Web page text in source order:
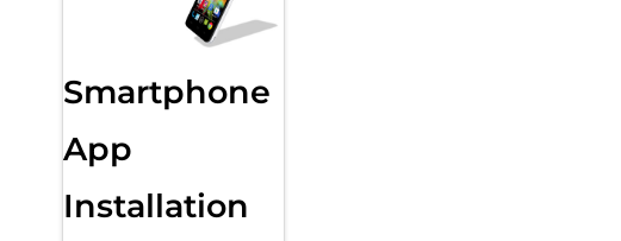
Smartphone
App
Installation